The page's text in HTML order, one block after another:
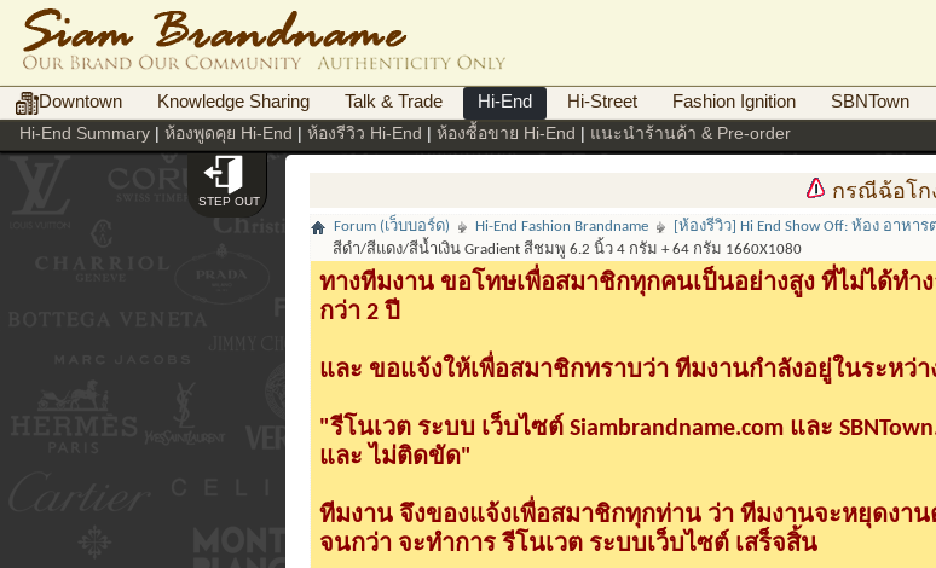
Downtown Knowledge Sharing Talk & Trade Hi-End Hi-Street Fashion Ignition SBNTown
Hi-End Summary | ห้องพูดคุย Hi-End | ห้องรีวิว Hi-End | ห้องซื้อขาย Hi-End | แนะนำร้านค้า & Pre-order
STEP OUT กรณีฉ้อโกงต้องการเ
Forum (เว็บบอร์ด) Hi-End Fashion Brandname
[ห้องรีวิว] Hi End Show Off: ห้อง อาหา
สีดำ/สีแดง/สีน้ำเงิน Gradient สีชมพู 6.2 นิ้ว 4 กรัม + 64 กรัม 1660X1080
ทางทีมงาน ขอโทษเพื่อสมาชิกทุกคนเป็นอย่างสูง ที่ไม่ได้ทำง
กว่า 2 ปี
และ ขอแจ้งให้เพื่อสมาชิกทราบว่า ทีมงานกำลังอยู่ในระหว่า
"รีโนเวต ระบบ เว็บไซต์ Siambrandname.com และ
และ ไม่ติดขัด"
ทีมงาน จึงของแจ้งเพื่อสมาชิกทุกท่าน ว่า ทีมงานจะหยุดงาน
จนกว่า จะทำการ รีโนเวต ระบบเว็บไซต์ เสร็จสิ้น